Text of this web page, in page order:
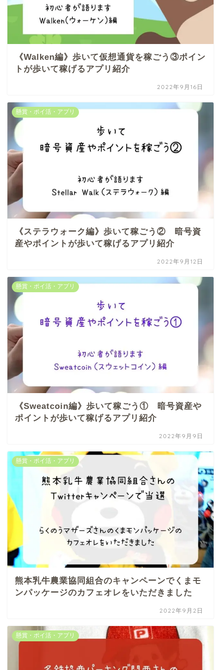
《Walken編》歩いて仮想通貨を稼ごう③ポイン
トが歩いて稼げるアプリ紹介
2022年9月16日
懸賞・ポイ活・アプリ
《ステラウォーク編》歩いて稼ごう② 暗号資
産やポイントが歩いて稼げるアプリ紹介
2022年9月12日
懸賞・ポイ活・アプリ
《Sweatcoin編》歩いて稼ごう① 暗号資産や
ポイントが歩いて稼げるアプリ紹介
2022年9月9日
懸賞・ポイ活・アプリ
熊本乳牛農業協同組合のキャンペーンでくまモ
ンパッケージのカフェオレをいただきました
2022年9月2日
懸賞・ポイ活・アプリ